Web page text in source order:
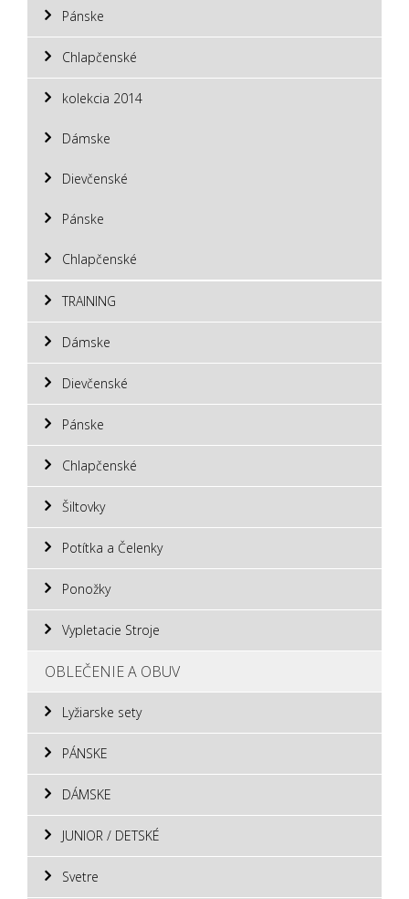
Pánske
Chlapčenské
kolekcia 2014
Dámske
Dievčenské
Pánske
Chlapčenské
TRAINING
Dámske
Dievčenské
Pánske
Chlapčenské
Šiltovky
Potítka a Čelenky
Ponožky
Vypletacie Stroje
OBLEČENIE A OBUV
Lyžiarske sety
PÁNSKE
DÁMSKE
JUNIOR / DETSKÉ
Svetre